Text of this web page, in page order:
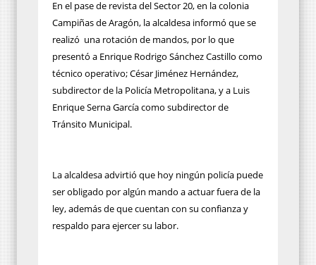
En el pase de revista del Sector 20, en la colonia
Campiñas de Aragón, la alcaldesa informó que se
realizó una rotación de mandos, por lo que
presentó a Enrique Rodrigo Sánchez Castillo como
técnico operativo; César Jiménez Hernández,
subdirector de la Policía Metropolitana, y a Luis
Enrique Serna García como subdirector de
Tránsito Municipal.
La alcaldesa advirtió que hoy ningún policía puede
ser obligado por algún mando a actuar fuera de la
ley, además de que cuentan con su confianza y
respaldo para ejercer su labor.